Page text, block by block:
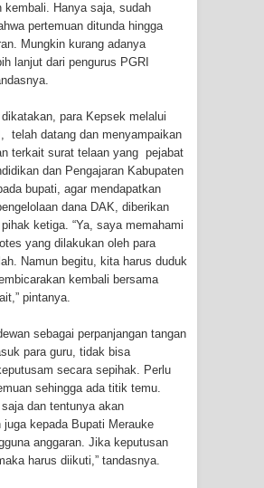
Mama Pasar Lama Sentani
Tumpukan Sampah dengan
ke Tengah Jalan
Polres Jayapura Terima Laporan
Hilangnya Agustina Ester Bonsapia
Medlama Sebut Pemprov
Siapkan 1000 Kuota Beasiswa
CSR untuk RS Bhayangkara
Papua pada Peringatan Hari
ke-80
Turns Remote Papua
kembali. Hanya saja, sudah
pertemuan ditunda hingga
Mungkin kurang adanya
lanjut dari pengurus PGRI
para Kepsek melalui
telah datang dan menyampaikan
terkait surat telaan yang pejabat
dan Pengajaran Kabupaten
bupati, agar mendapatkan
dana DAK, diberikan
ketiga. “Ya, saya memahami
yang dilakukan oleh para
Namun begitu, kita harus duduk
kembali bersama
pintanya.
sebagai perpanjangan tangan
para guru, tidak bisa
secara sepihak. Perlu
sehingga ada titik temu.
saja dan tentunya akan
juga kepada Bupati Merauke
anggaran. Jika keputusan
harus diikuti,” tandasnya.